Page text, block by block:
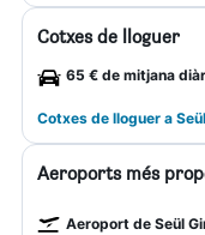
Cotxes de lloguer
65 € de mitjana
Cotxes de lloguer a Seül
Aeroports més
Aeroport de Seül